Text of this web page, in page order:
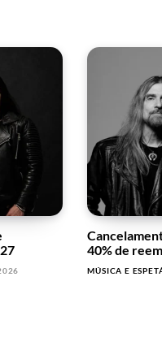
40% de
MÚSICA E